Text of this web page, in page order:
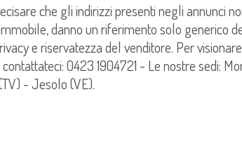
che gli indirizzi presenti negli annunci
danno un riferimento solo generico
e riservatezza del venditore. Per
0423 1904721 - Le nostre sedi:
- Jesolo (VE).